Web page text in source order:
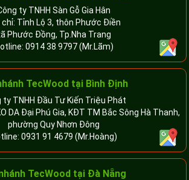
ty TNHH Sàn Gỗ Gia Hân
chỉ: Tỉnh Lộ 3, thôn Phước Điền
Phước Đồng, Tp.Nha Trang
0914 38 9797(Mr.Lãm)
TecWood tại Bình Định
ty TNHH Đầu Tư Kiến Triệu Phát
DA Đại Phú Gia, KĐT TM Bắc Sông Hà Thanh,
phường Quy Nhơn Đông
0931 91 4679 (Mr.Hoàng)
TecWood tại Đà Nẵng